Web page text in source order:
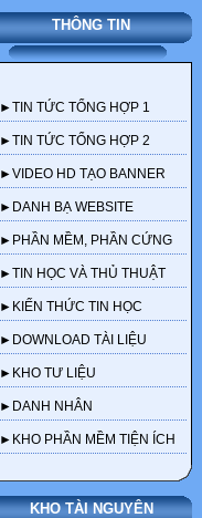
THÔNG TIN
►TIN TỨC TỔNG HỢP 1
►TIN TỨC TỔNG HỢP 2
►VIDEO HD TẠO BANNER
►DANH BẠ WEBSITE
►PHẦN MỀM, PHẦN CỨNG
►TIN HỌC VÀ THỦ THUẬT
►KIẾN THỨC TIN HỌC
►DOWNLOAD TÀI LIỆU
►KHO TƯ LIỆU
►DANH NHÂN
►KHO PHẦN MỀM TIỆN ÍCH
KHO TÀI NGUYÊN